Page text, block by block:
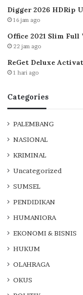
Digger 2026 HDRip
16 jam ago
Office 2021 Slim
22 jam ago
ReGet Deluxe
1 hari ago
Categories
PALEMBANG
NASIONAL
KRIMINAL
Uncategorized
SUMSEL
PENDIDIKAN
HUMANIORA
EKONOMI & BISNIS
HUKUM
OLAHRAGA
OKUS